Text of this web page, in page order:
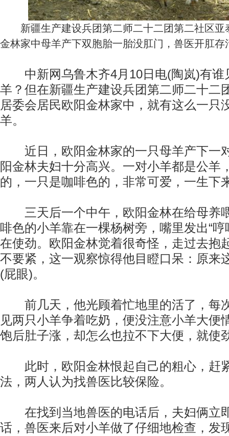
新疆生产建设兵团第二师二十二团第二社区亚
金林家中母羊产下双胞胎一胎没肛门，兽医开
中新网乌鲁木齐4月10日电(陶岚)有谁
羊？但在新疆生产建设兵团第二师二十二
居委会居民欧阳金林家中，就有这么一只
羊。
近日，欧阳金林家的一只母羊产下一
阳金林夫妇十分高兴。一对小羊都是公羊
的，一只是咖啡色的，非常可爱，一生下
三天后一个中午，欧阳金林在给母养
啡色的小羊靠在一棵杨树旁，嘴里发出“哼
在使劲。欧阳金林觉着很奇怪，走过去抱
不要紧，这一观察惊得他目瞪口呆：原来
(屁眼)。
前几天，他光顾着忙地里的活了，每
见两只小羊争着吃奶，便没注意小羊大便
饱后肚子涨，却怎么也拉不下大便，就使
此时，欧阳金林恨起自己的粗心，赶
法，两人认为找兽医比较保险。
在找到当地兽医的电话后，夫妇俩立
话，兽医来后对小羊做了仔细地检查，发